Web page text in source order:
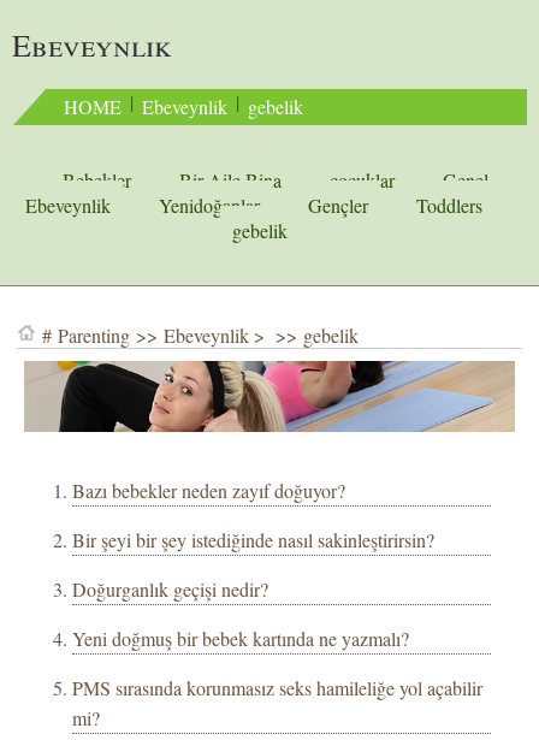
Ebeveynlik
HOME | Ebeveynlik | gebelik
Bebekler Bir Aile Bina çocuklar
Genel
Ebeveynlik
Yenidoğanlar Gençler
Toddlers
gebelik
#Parenting >>Ebeveynlik > >> gebelik
Bazı bebekler neden zayıf doğuyor?
Bir şeyi bir şey istediğinde nasıl sakinleştirirsin?
Doğurganlık geçişi nedir?
Yeni doğmuş bir bebek kartında ne yazmalı?
PMS sırasında korunmasız seks hamileliğe yol açabilir
mi?